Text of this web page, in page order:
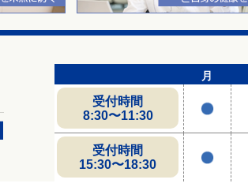
月
受付時間
8:30〜11:30
受付時間
15:30〜18:30